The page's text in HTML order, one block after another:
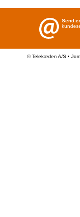
Send
© Telekæden A/S •